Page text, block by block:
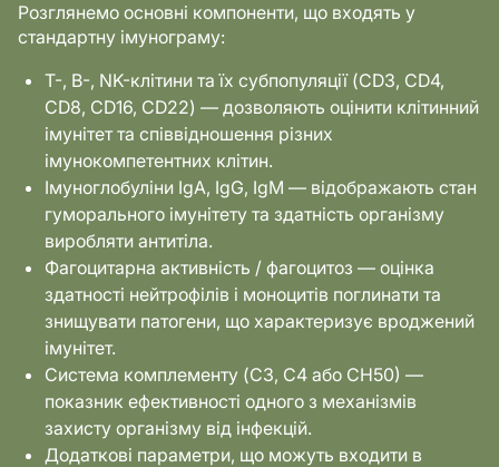
Розглянемо основні компоненти, що входять у
стандартну імунограму:
Т-, В-, NK-клітини та їх субпопуляції (CD3, CD4,
CD8, CD16, CD22) — дозволяють оцінити клітинний
імунітет та співвідношення різних
імунокомпетентних клітин.
Імуноглобуліни IgA, IgG, IgM — відображають стан
гуморального імунітету та здатність організму
виробляти антитіла.
Фагоцитарна активність / фагоцитоз — оцінка
здатності нейтрофілів і моноцитів поглинати та
знищувати патогени, що характеризує вроджений
імунітет.
Система комплементу (C3, C4 або СН50) —
показник ефективності одного з механізмів
захисту організму від інфекцій.
Додаткові параметри, що можуть входити в